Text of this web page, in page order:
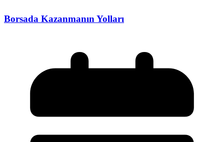
Borsada Kazanmanın Yolları